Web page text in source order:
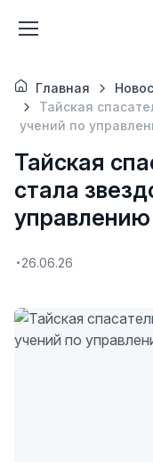
Главная
Тайская
учений по
Тайская
стала
26.06.26